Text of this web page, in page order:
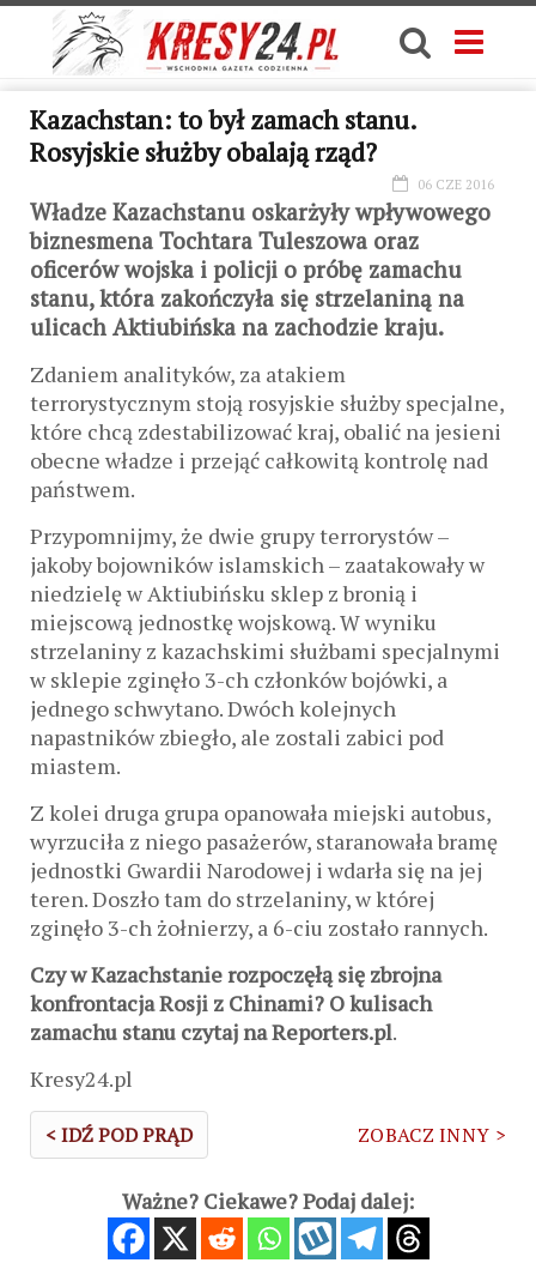
Kazachstan: to był zamach stanu.
Rosyjskie służby obalają rząd?
06 CZE 2016
Władze Kazachstanu oskarżyły wpływowego
biznesmena Tochtara Tuleszowa oraz
oficerów wojska i policji o próbę zamachu
stanu, która zakończyła się strzelaniną na
ulicach Aktiubińska na zachodzie kraju.
Zdaniem analityków, za atakiem
terrorystycznym stoją rosyjskie służby specjalne,
które chcą zdestabilizować kraj, obalić na jesieni
obecne władze i przejąć całkowitą kontrolę nad
państwem.
Przypomnijmy, że dwie grupy terrorystów –
jakoby bojowników islamskich – zaatakowały w
niedzielę w Aktiubińsku sklep z bronią i
miejscową jednostkę wojskową. W wyniku
strzelaniny z kazachskimi służbami specjalnymi
w sklepie zginęło 3-ch członków bojówki, a
jednego schwytano. Dwóch kolejnych
napastników zbiegło, ale zostali zabici pod
miastem.
Z kolei druga grupa opanowała miejski autobus,
wyrzuciła z niego pasażerów, staranowała bramę
jednostki Gwardii Narodowej i wdarła się na jej
teren. Doszło tam do strzelaniny, w której
zginęło 3-ch żołnierzy, a 6-ciu zostało rannych.
Czy w Kazachstanie rozpoczęłą się zbrojna
konfrontacja Rosji z Chinami? O kulisach
zamachu stanu czytaj na Reporters.pl.
Kresy24.pl
< IDŹ POD PRĄD ZOBACZ INNY >
Ważne? Ciekawe? Podaj dalej: